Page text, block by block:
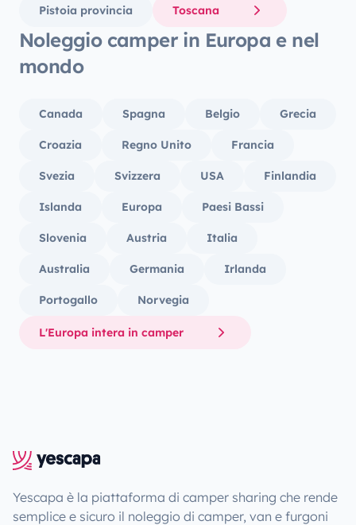
Pistoia provincia Toscana
Noleggio camper in Europa e nel
mondo
Canada Spagna Belgio Grecia
Croazia Regno Unito Francia
Svezia Svizzera USA Finlandia
Islanda Europa Paesi Bassi
Slovenia Austria Italia
Australia Germania Irlanda
Portogallo Norvegia
L'Europa intera in camper
Yescapa è la piattaforma di camper sharing che rende
semplice e sicuro il noleggio di camper, van e furgoni